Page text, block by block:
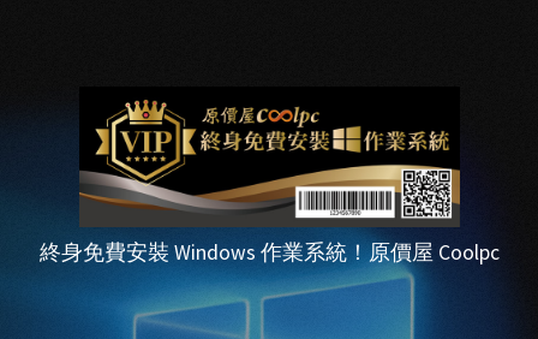
終身免費安裝 Windows 作業系統！原價屋 Coolpc